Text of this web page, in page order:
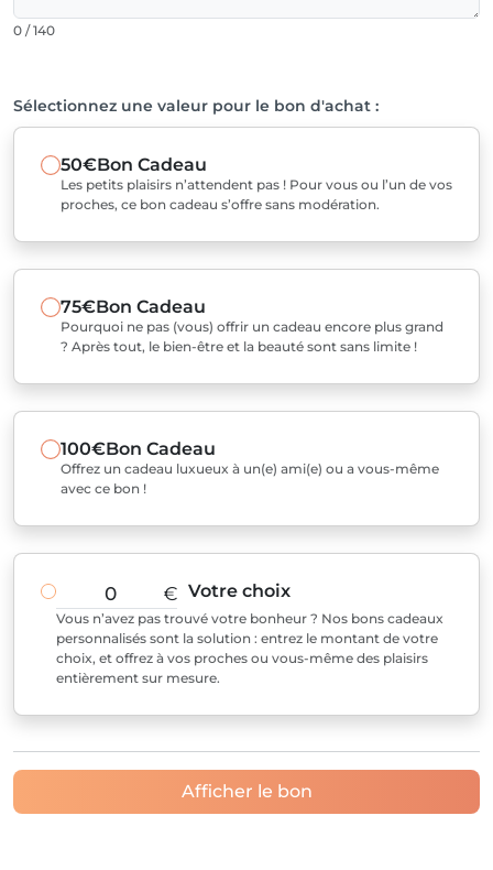
0 / 140
Sélectionnez une valeur pour le bon d'achat :
50€Bon Cadeau
Les petits plaisirs n’attendent pas ! Pour vous ou l’un de vos
proches, ce bon cadeau s’offre sans modération.
75€Bon Cadeau
Pourquoi ne pas (vous) offrir un cadeau encore plus grand
? Après tout, le bien-être et la beauté sont sans limite !
100€Bon Cadeau
Offrez un cadeau luxueux à un(e) ami(e) ou a vous-même
avec ce bon !
€ Votre choix
Vous n’avez pas trouvé votre bonheur ? Nos bons cadeaux
personnalisés sont la solution : entrez le montant de votre
choix, et offrez à vos proches ou vous-même des plaisirs
entièrement sur mesure.
Afficher le bon